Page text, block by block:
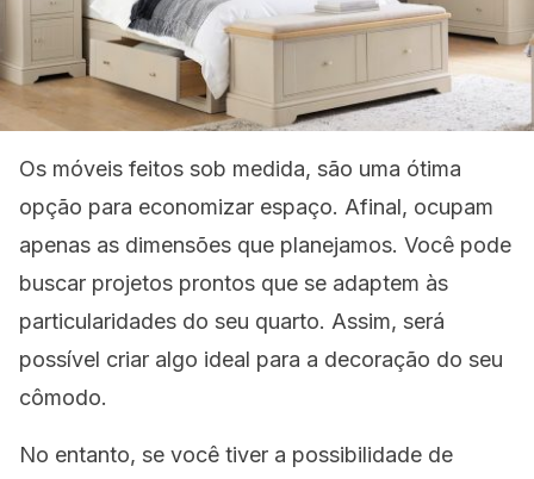
Os móveis feitos sob medida, são uma ótima
opção para economizar espaço. Afinal, ocupam
apenas as dimensões que planejamos. Você pode
buscar projetos prontos que se adaptem às
particularidades do seu quarto. Assim, será
possível criar algo ideal para a decoração do seu
cômodo.
No entanto, se você tiver a possibilidade de